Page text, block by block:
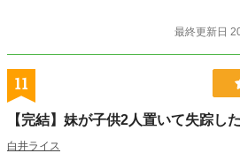
れた。 互野（たがいの）という五十代の刑事
刑事は、大手警備会社Ｋ支店で事務員を勤めて
も好かれる男だったと言う。事件の解決に時間
刑事は宗一郎に協力を求めることにした 互野と
一発見者である鷹高寮の責任者、多田と寮の賄
警備員の宗一郎を、再び、事件が起こった鷹高
る。 再現検証をする前に、殺された疋田と口論
最終更新日
11
【完結】妹が子供2人置いて失踪した
白井ライス